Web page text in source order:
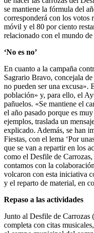
se mantiene la fórmula del
corresponderá con los votos
móvil y el 80 por ciento
relacionado con el mundo
‘No es no’
En cuanto a la campaña
Sagrario Bravo, concejala
no pueden ser una excusa».
población» y, para ello, el
pañuelos. «Se mantiene el
el año pasado porque es
ejemplos, traslada un
explicado. Además, se han
Fiestas, con el lema ‘Por
que se van a repartir en los
como el Desfile de
contamos con la
volcaron con esta iniciativa
y el reparto de material, en
Repaso a las actividades
Junto al Desfile de Carrozas
completa con citas